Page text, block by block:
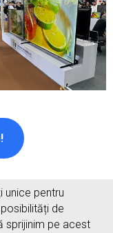
unice pentru
de
sprijinim pe acest